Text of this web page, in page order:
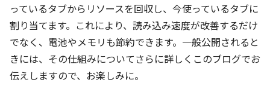
っているタブからリソースを回収し、今使っているタブに
割り当てます。これにより、読み込み速度が改善するだけ
でなく、電池やメモリも節約できます。一般公開されると
きには、その仕組みについてさらに詳しくこのブログでお
伝えしますので、お楽しみに。